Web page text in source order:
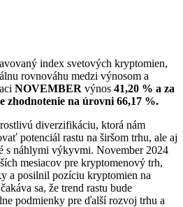
index svetových kryptomien,
rovnováhu medzi výnosom a
NOVEMBER výnos 41,20 % a za
zhodnotenie na úrovni 66,17 %.
diverzifikáciu, ktorá nám
potenciál rastu na širšom trhu, ale aj
s náhlymi výkyvmi. November 2024
mesiacov pre kryptomenový trh,
a posilnil pozíciu kryptomien na
sa, že trend rastu bude
podmienky pre ďalší rozvoj trhu a